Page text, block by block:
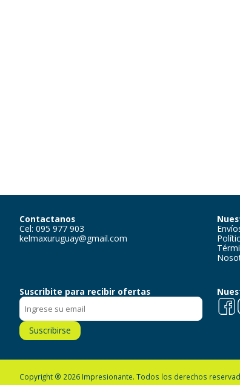
Contactanos
Cel: 095 977 903
kelmaxuruguay@gmail.com
Suscribite para recibir ofertas
Suscribirse
Copyright ® 2026 Impresionante. Todos los derechos